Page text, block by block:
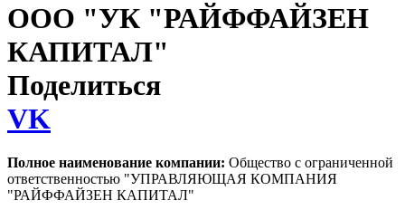
ООО "УК "РАЙФФАЙЗЕН
КАПИТАЛ"
Поделиться
VK
Полное наименование компании: Общество с ограниченной
ответственностью "УПРАВЛЯЮЩАЯ КОМПАНИЯ
"РАЙФФАЙЗЕН КАПИТАЛ"